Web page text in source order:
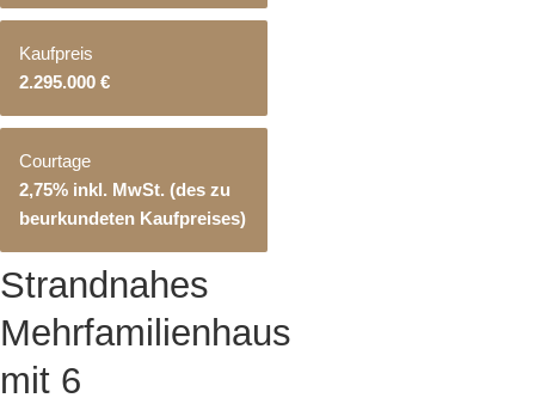
Kaufpreis
2.295.000 €
Courtage
2,75% inkl. MwSt. (des zu
beurkundeten Kaufpreises)
Strandnahes
Mehrfamilienhaus
mit 6